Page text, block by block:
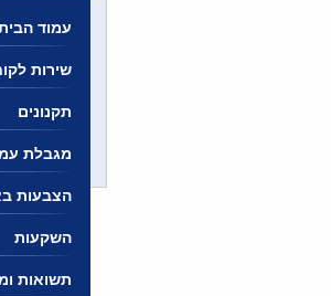
עמוד
שירות
תקנונים
מגבלת
הצבעות
השקעות
תשואות